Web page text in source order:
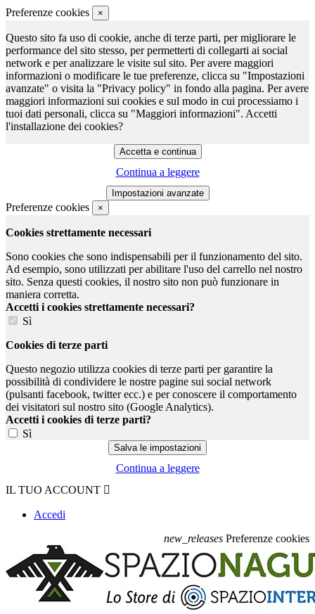
Preferenze cookies ×
Questo sito fa uso di cookie, anche di terze parti, per migliorare le
performance del sito stesso, per permetterti di collegarti ai social
network e per analizzare le visite sul sito. Per avere maggiori
informazioni o modificare le tue preferenze, clicca su "Impostazioni
avanzate" o visita la "Privacy policy" in fondo alla pagina. Per avere
maggiori informazioni sui cookies e sul modo in cui processiamo i
tuoi dati personali, clicca su "Maggiori informazioni". Accetti
l'installazione dei cookies?
Continua a leggere
Preferenze cookies ×
Cookies strettamente necessari
Sono cookies che sono indispensabili per il funzionamento del sito.
Ad esempio, sono utilizzati per abilitare l'uso del carrello nel nostro
sito. Senza questi cookies, il nostro sito non può funzionare in
maniera corretta.
Accetti i cookies strettamente necessari?
Sì
Cookies di terze parti
Questo negozio utilizza cookies di terze parti per garantire la
possibilità di condividere le nostre pagine sui social network
(pulsanti facebook, twitter ecc.) e per conoscere il comportamento
dei visitatori sul nostro sito (Google Analytics).
Accetti i cookies di terze parti?
Sì
Continua a leggere
IL TUO ACCOUNT 
Accedi
new_releases Preferenze cookies